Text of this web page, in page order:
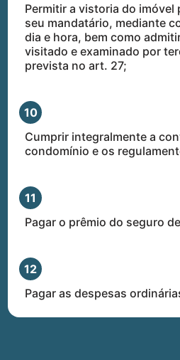
Permitir a vistoria do imóvel
seu mandatário, mediante
dia e hora, bem como
visitado e examinado por
prevista no art. 27;
10
Cumprir integralmente a
condomínio e os
11
Pagar o prêmio do seguro
12
Pagar as despesas